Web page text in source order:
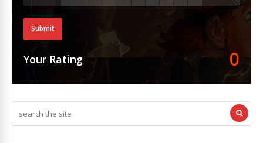
Submit
Your Rating 0